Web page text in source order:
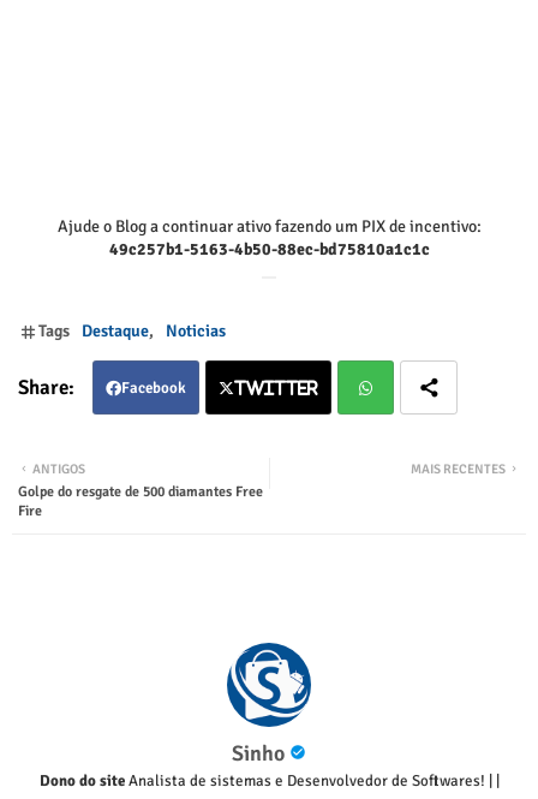
Ajude o Blog a continuar ativo fazendo um PIX de incentivo:
49c257b1-5163-4b50-88ec-bd75810a1c1c
Tags Destaque Noticias
Facebook Twitter
Twitter
MAIS RECENTES
ANTIGOS
Golpe do resgate de 500 diamantes Free
Fire
Sinho
Dono do site Analista de sistemas e Desenvolvedor de Softwares!